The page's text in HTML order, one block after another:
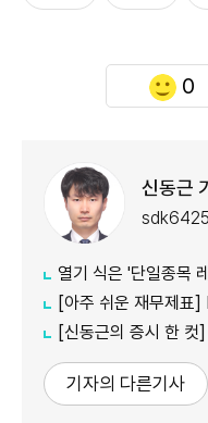
0
신동근
열기 식은 '단일종목
[아주 쉬운 재무제표] PBR이
[신동근의 증시 한 컷] "못 사서
기자의 다른기사